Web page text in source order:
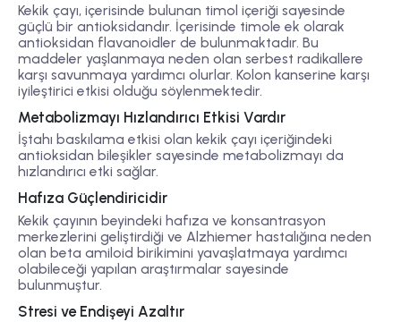
Kekik çayı, içerisinde bulunan timol içeriği sayesinde
güçlü bir antioksidandır. İçerisinde timole ek olarak
antioksidan flavanoidler de bulunmaktadır. Bu
maddeler yaşlanmaya neden olan serbest radikallere
karşı savunmaya yardımcı olurlar. Kolon kanserine karşı
iyileştirici etkisi olduğu söylenmektedir.
Metabolizmayı Hızlandırıcı Etkisi Vardır
İştahı baskılama etkisi olan kekik çayı içeriğindeki
antioksidan bileşikler sayesinde metabolizmayı da
hızlandırıcı etki sağlar.
Hafıza Güçlendiricidir
Kekik çayının beyindeki hafıza ve konsantrasyon
merkezlerini geliştirdiği ve Alzhiemer hastalığına neden
olan beta amiloid birikimini yavaşlatmaya yardımcı
olabileceği yapılan araştırmalar sayesinde
bulunmuştur.
Stresi ve Endişeyi Azaltır